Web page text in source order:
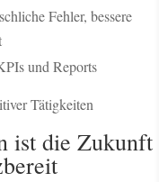
Fehler, bessere
und Reports
Tätigkeiten
ist die Zukunft